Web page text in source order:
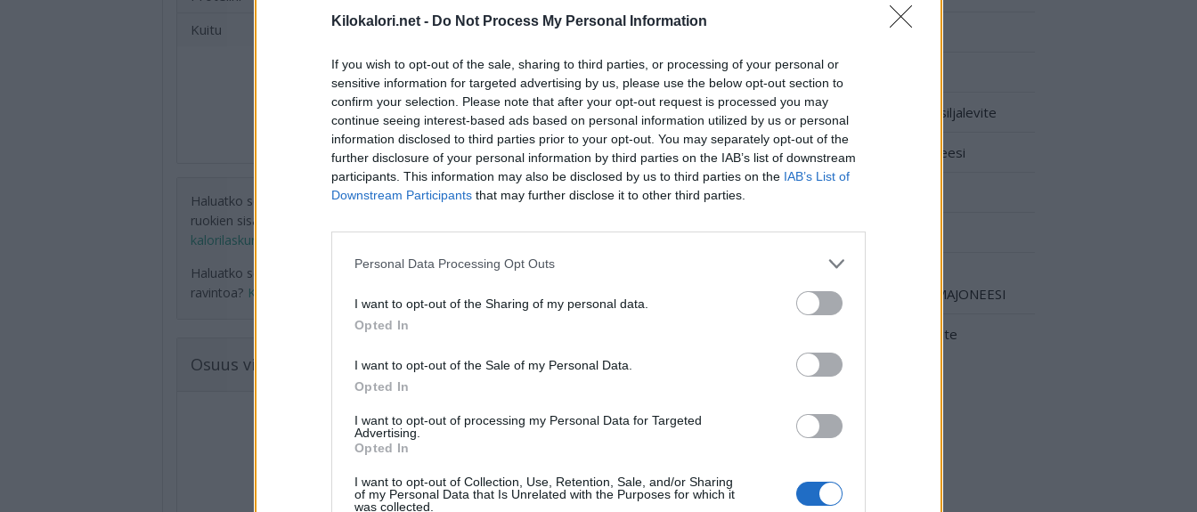
Kilokalori.net - Do Not Process My Personal Information
If you wish to opt-out of the sale, sharing to third parties, or processing of your personal or
sensitive information for targeted advertising by us, please use the below opt-out section to
confirm your selection. Please note that after your opt-out request is processed you may
continue seeing interest-based ads based on personal information utilized by us or personal
information disclosed to third parties prior to your opt-out. You may separately opt-out of the
further disclosure of your personal information by third parties on the IAB’s list of downstream
participants. This information may also be disclosed by us to third parties on the IAB’s List of
Downstream Participants that may further disclose it to other third parties.
Personal Data Processing Opt Outs
I want to opt-out of the Sharing of my personal data.
Opted In
I want to opt-out of the Sale of my Personal Data.
Opted In
I want to opt-out of processing my Personal Data for Targeted
Advertising.
Opted In
I want to opt-out of Collection, Use, Retention, Sale, and/or Sharing
of my Personal Data that Is Unrelated with the Purposes for which it
was collected.
Kuitu
0,5 g 2 %
Haluatko selvittää päivän aikana syötyjen
ruokien sisältämän energian?
kalorilaskuriamme
Haluatko seurata tarkemmin syömääsi
ravintoa? Kokeile ruokapäiväkirjaamme
Osuus viitteellisestä päiväsaannista
Sinappi mieto
Valkosipuli-persiljalevite
Vegaani majoneesi
Aioli majoneesi
VALKOSIPULIMAJONEESI
Chili-paprikalevite